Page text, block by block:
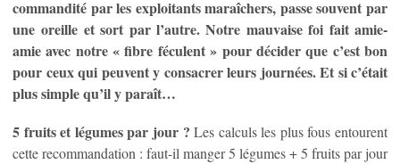
commandité par les exploitants maraîchers, passe souvent par
une oreille et sort par l’autre. Notre mauvaise foi fait amie-
amie avec notre « fibre féculent » pour décider que c’est bon
pour ceux qui peuvent y consacrer leurs journées. Et si c’était
plus simple qu’il y paraît…
5 fruits et légumes par jour ? Les calculs les plus fous entourent
cette recommandation : faut-il manger 5 légumes + 5 fruits par jour